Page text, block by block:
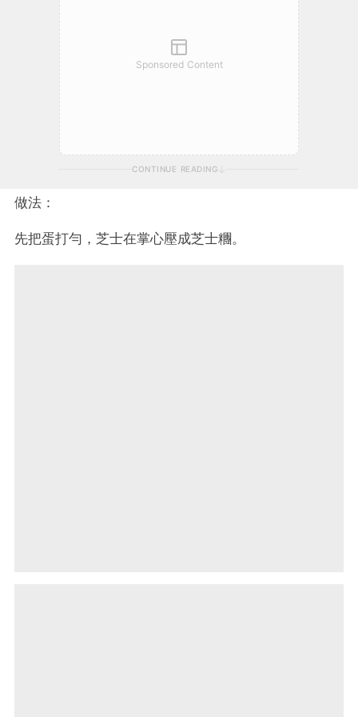
Sponsored Content
CONTINUE READING
做法：
先把蛋打勻，芝士在掌心壓成芝士糰。